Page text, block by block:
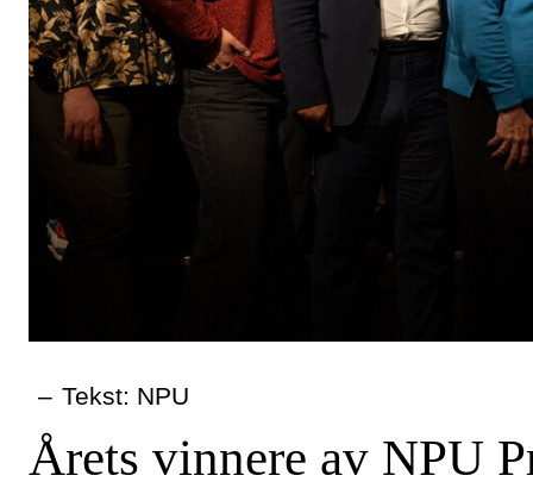
– Tekst: NPU
Årets vinnere av NPU